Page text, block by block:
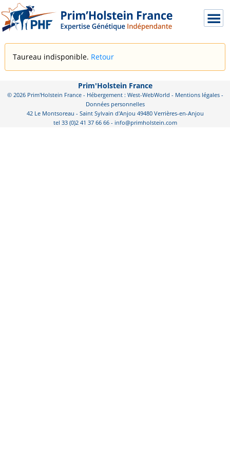
Taureau indisponible. Retour
Prim'Holstein France
© 2026 Prim'Holstein France - Hébergement : West-WebWorld - Mentions légales-
Données personnelles
42 Le Montsoreau - Saint Sylvain d'Anjou 49480 Verrières-en-Anjou
tel 33 (0)2 41 37 66 66 - info@primholstein.com